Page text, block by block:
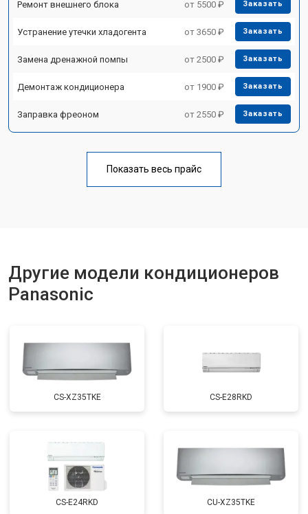
Ремонт внешнего блока от 5500 ₽ Заказать
Устранение утечки хладогента от 3650 ₽ Заказать
Замена дренажной помпы от 2500 ₽ Заказать
Демонтаж кондиционера от 1900 ₽ Заказать
Заправка фреоном от 2550 ₽ Заказать
Показать весь прайс
Другие модели кондиционеров
Panasonic
CS-XZ35TKE CS-E28RKD
CS-E24RKD CU-XZ35TKE